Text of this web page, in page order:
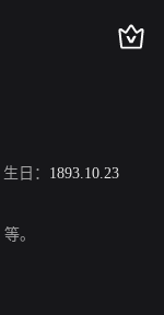
生日： 1893.10.23
。